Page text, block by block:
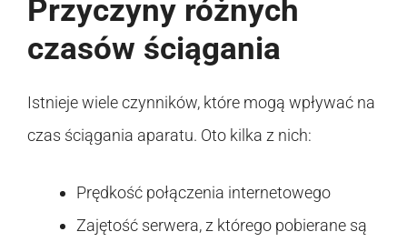
Przyczyny różnych
czasów ściągania
Istnieje wiele czynników, które mogą wpływać na
czas ściągania aparatu. Oto kilka z nich:
Prędkość połączenia internetowego
Zajętość serwera, z którego pobierane są